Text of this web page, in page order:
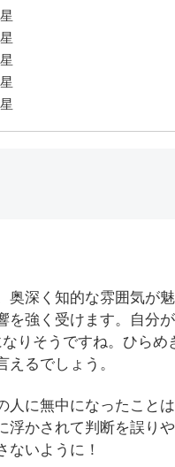
奥深く知的な雰囲気が
を強く受けます。自分
りそうですね。ひら
るでしょう。
人に無中になったこと
かされて判断を誤り
ないように！